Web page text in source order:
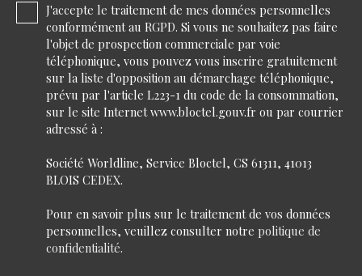
J'accepte le traitement de mes données personnelles
conformément au RGPD. Si vous ne souhaitez pas faire
l'objet de prospection commerciale par voie
téléphonique, vous pouvez vous inscrire gratuitement
sur la liste d'opposition au démarchage téléphonique,
prévu par l'article L223-1 du code de la consommation,
sur le site Internet www.bloctel.gouv.fr ou par courrier
adressé à :
Société Worldline, Service Bloctel, CS 61311, 41013
BLOIS CEDEX.
Pour en savoir plus sur le traitement de vos données
personnelles, veuillez consulter notre politique de
confidentialité.